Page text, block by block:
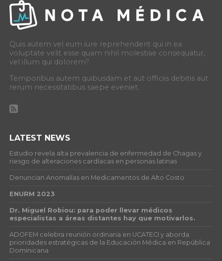
Quis autem vel eum iure reprehenderit qui in ea
voluptate velit esse quam nihil molestiae consequatur,
vel illum qui dolorem?
Temporibus autem quibusdam et aut officiis debitis aut
rerum necessitatibus saepe eveniet.
LATEST NEWS
Estudio revela alta prevalencia de enfermedad de Chagas y
riesgo de alteraciones cardíacas en personas latinas
Denuncian Anomalías en Medicamentos de Alto Costo
ENURM 2023
Dr. Miguel Robiou: para poder llevar médicos
especialistas a áreas distantes hay que motivarlos.
ADOFEM celebra reunión ordinaria en UCATECI y aborda
prioridades estratégicas de la Educación Médica en República
Dominicana